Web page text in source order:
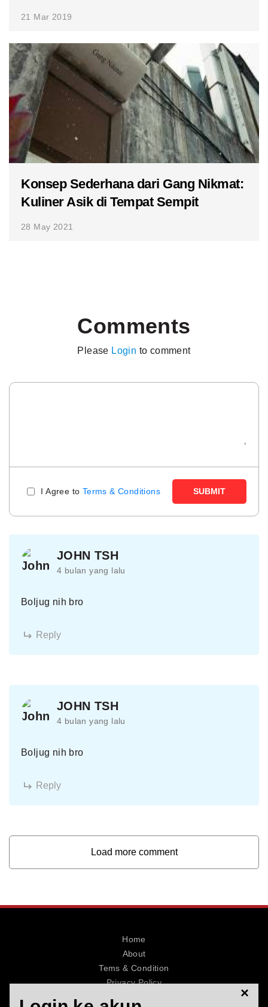
21 Mar 2019
Konsep Sederhana dari Gang Nikmat:
Kuliner Asik di Tempat Sempit
28 May 2021
Comments
Please Login to comment
I Agree to Terms & Conditions SUBMIT
JOHN TSH
4 bulan yang lalu
Boljug nih bro
Reply
JOHN TSH
4 bulan yang lalu
Boljug nih bro
Reply
Load more comment
Home
About
Tems & Condition
Privacy Policy
×